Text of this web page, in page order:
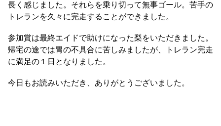
長く感じました。それらを乗り切って無事ゴール。苦手の
トレランを久々に完走することができました。
参加賞は最終エイドで助けになった梨をいただきました。
帰宅の途では胃の不具合に苦しみましたが、トレラン完走
に満足の１日となりました。
今日もお読みいただき、ありがとうございました。